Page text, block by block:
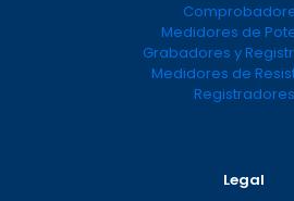
Medidores de
Grabadores y
Medidores de
Registradores
Legal